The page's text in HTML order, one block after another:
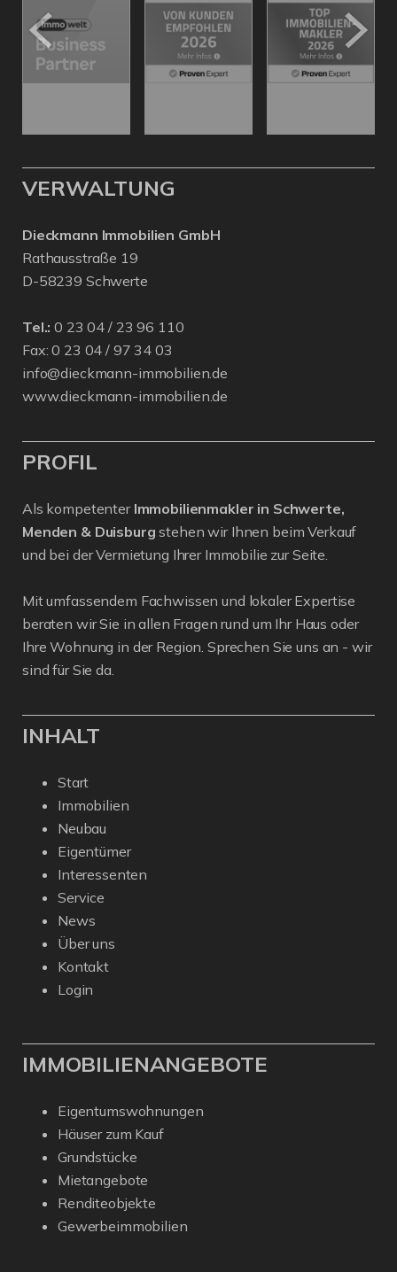
VERWALTUNG
Dieckmann Immobilien GmbH
Rathausstraße 19
D-58239 Schwerte
Tel.: 0 23 04 / 23 96 110
Fax: 0 23 04 / 97 34 03
info@dieckmann-immobilien.de
www.dieckmann-immobilien.de
PROFIL
Als kompetenter Immobilienmakler in Schwerte,
Menden & Duisburg stehen wir Ihnen beim Verkauf
und bei der Vermietung Ihrer Immobilie zur Seite.
Mit umfassendem Fachwissen und lokaler Expertise
beraten wir Sie in allen Fragen rund um Ihr Haus oder
Ihre Wohnung in der Region. Sprechen Sie uns an - wir
sind für Sie da.
INHALT
Start
Immobilien
Neubau
Eigentümer
Interessenten
Service
News
Über uns
Kontakt
Login
IMMOBILIENANGEBOTE
Eigentumswohnungen
Häuser zum Kauf
Grundstücke
Mietangebote
Renditeobjekte
Gewerbeimmobilien